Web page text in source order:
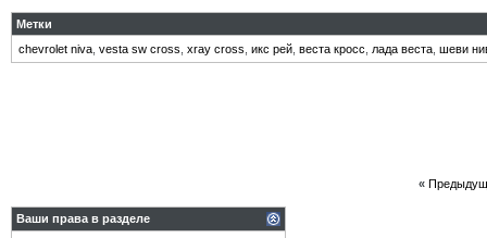
Метки
chevrolet niva vesta sw cross xray cross икс рей веста кросс лада веста шеви
«
Ваши права в разделе